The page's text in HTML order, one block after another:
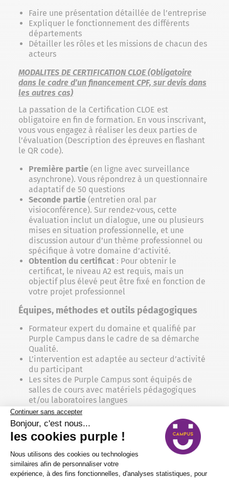
Faire une présentation détaillée de l’entreprise
Expliquer le fonctionnement des différents
départements
Détailler les rôles et les missions de chacun des
acteurs
MODALITES DE CERTIFICATION CLOE (Obligatoire
dans le cadre d’un financement CPF, sur devis dans
les autres cas)
La passation de la Certification CLOE est
obligatoire en fin de formation. En vous inscrivant,
vous vous engagez à réaliser les deux parties de
l’évaluation (Description des épreuves en flashant
le QR code).
Première partie (en ligne avec surveillance
asynchrone). Vous répondrez à un questionnaire
adaptatif de 50 questions
Seconde partie (entretien oral par
visioconférence). Sur rendez-vous, cette
évaluation inclut un dialogue, une ou plusieurs
mises en situation professionnelle, et une
discussion autour d’un thème professionnel ou
spécifique à votre domaine d’activité.
Obtention du certificat : Pour obtenir le
certificat, le niveau A2 est requis, mais un
objectif plus élevé peut être fixé en fonction de
votre projet professionnel
Équipes, méthodes et outils pédagogiques
Formateur expert du domaine et qualifié par
Purple Campus dans le cadre de sa démarche
Qualité.
L’intervention est adaptée au secteur d’activité
du participant
Les sites de Purple Campus sont équipés de
salles de cours avec matériels pédagogiques
et/ou laboratoires langues
Alternance d’apports théoriques et de mises en
situation, jeux de rôles…
Cours individuels en face à face présentiel ou
distanciel + accès à une plateforme e-learning